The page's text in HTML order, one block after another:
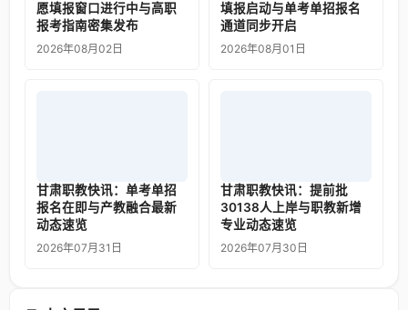
愿填报窗口进行中与高职
报考指南密集发布
2026年08月02日
填报启动与单考单招报名
通道同步开启
2026年08月01日
甘肃职教快讯：单考单招
报名在即与产教融合最新
动态速览
2026年07月31日
甘肃职教快讯：提前批
30138人上岸与职教新增
专业动态速览
2026年07月30日